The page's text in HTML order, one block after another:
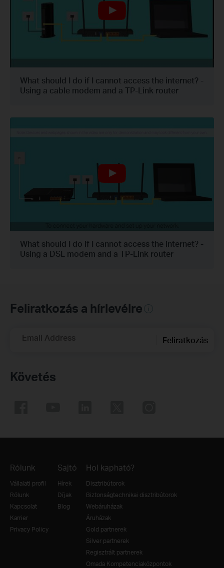
What should I do if I cannot access the internet? -
Using a cable modem and a TP-Link router
What should I do if I cannot access the internet? -
Using a DSL modem and a TP-Link router
Feliratkozás a hírlevélre
Email Address Feliratkozás
Követés
Rólunk
Vállalati profil
Rólunk
Kapcsolat
Karrier
Privacy Policy
Sajtó
Hírek
Díjak
Blog
Hol kapható?
Disztribútorok
Biztonságtechnikai disztribútorok
Webáruházak
Áruházak
Gold partnerek
Silver partnerek
Regisztrált partnerek
Omada Kompetenciaközpontok